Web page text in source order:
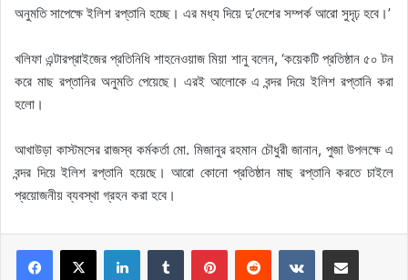
অনুমতি সাপেক্ষে ইলিশ রপ্তানি হচ্ছে। এর মধ্য দিয়ে দু’দেশের সম্পর্ক আরো সুদৃঢ় হবে।’
খলিফা এন্টারপ্রাইজের প্রতিনিধি শাহনেওয়াজ মিয়া শানু বলেন, ‘কয়েকটি প্রতিষ্ঠান ৫০ টন
করে মাছ রপ্তানির অনুমতি পেয়েছে। এরই আলোকে এ বন্দর দিয়ে ইলিশ রপ্তানি করা
হলো।
আখাউড়া কাস্টমসের রাজস্ব কর্মকর্তা মো. মিজানুর রহমান চৌধুরী জানান, পুজা উপলক্ষে এ
বন্দর দিয়ে ইলিশ রপ্তানি হয়েছে। আরো কোনো প্রতিষ্ঠান মাছ রপ্তানি করতে চাইলে
প্রয়োজনীয় ব্যবস্থা গ্রহন করা হবে।
LinkedInTumblr PinterestReddit VKontakteShare via Email